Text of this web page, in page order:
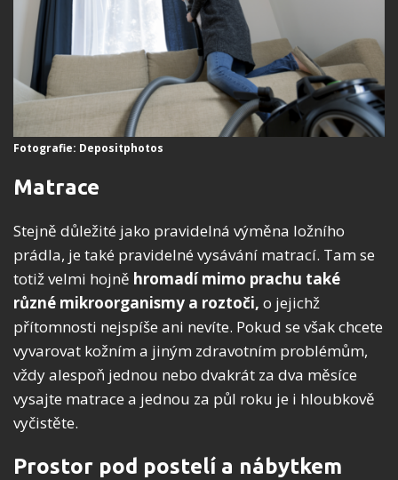
Fotografie: Depositphotos
Matrace
Stejně důležité jako pravidelná výměna ložního
prádla, je také pravidelné vysávání matrací. Tam se
totiž velmi hojně hromadí mimo prachu také
různé mikroorganismy a roztoči, o jejichž
přítomnosti nejspíše ani nevíte. Pokud se však chcete
vyvarovat kožním a jiným zdravotním problémům,
vždy alespoň jednou nebo dvakrát za dva měsíce
vysajte matrace a jednou za půl roku je i hloubkově
vyčistěte.
Prostor pod postelí a nábytkem